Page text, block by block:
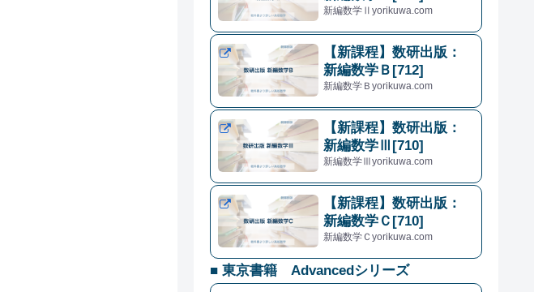
新編数学Ⅱyorikuwa.com
【新課程】数研出版：
新編数学Ｂ[712]
新編数学Ｂyorikuwa.com
【新課程】数研出版：
新編数学Ⅲ[710]
新編数学Ⅲyorikuwa.com
【新課程】数研出版：
新編数学Ｃ[710]
新編数学Ｃyorikuwa.com
■ 東京書籍 Advancedシリーズ